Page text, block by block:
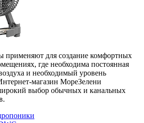
применяют для создание комфортных
где необходима постоянная
и необходимый уровень
магазин МореЗелени
выбор обычных и канальных